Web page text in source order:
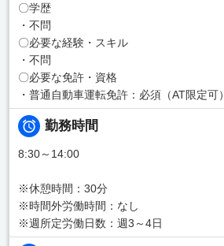
〇学歴
・不問
〇必要な経験・スキル
・不問
〇必要な免許・資格
・普通自動車運転免許：必須（AT限定可）
勤務時間
8:30～14:00
※休憩時間：30分
※時間外労働時間：なし
※週所定労働日数：週3～4日